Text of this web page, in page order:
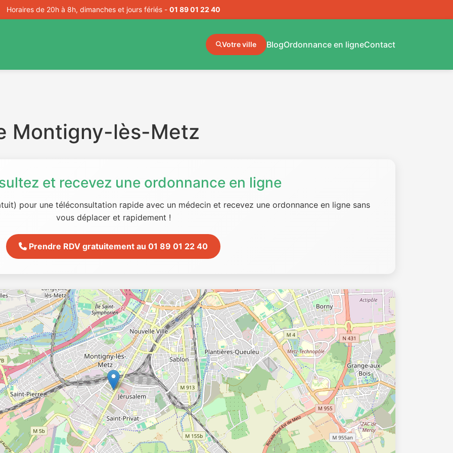
Horaires de 20h à 8h, dimanches et jours fériés - 01 89 01 22 40
Votre ville BlogOrdonnance en ligneContact
Montigny-lès-Metz
et recevez une ordonnance en ligne
pour une téléconsultation rapide avec un médecin et recevez une ordonnance en ligne sans
vous déplacer et rapidement !
Prendre RDV gratuitement au 01 89 01 22 40